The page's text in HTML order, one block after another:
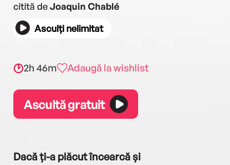
citită deJoaquin Chablé
Asculți nelimitat
2h 46m Adaugă la wishlist
Ascultă gratuit
Dacă ți-a plăcut încearcă și